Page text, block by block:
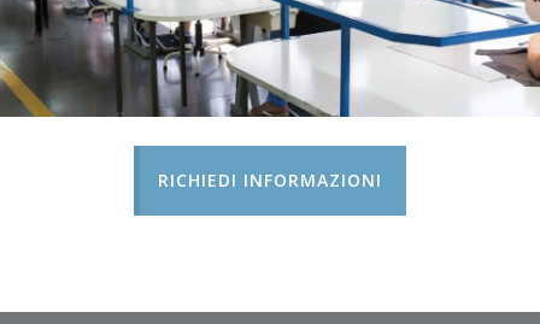
RICHIEDI INFORMAZIONI